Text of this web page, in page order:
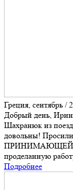
Греция, сентябрь
Добрый день,
Шахранюк из
довольны!
ПРИНИМАЮЩЕЙ
проделанную
Подробнее